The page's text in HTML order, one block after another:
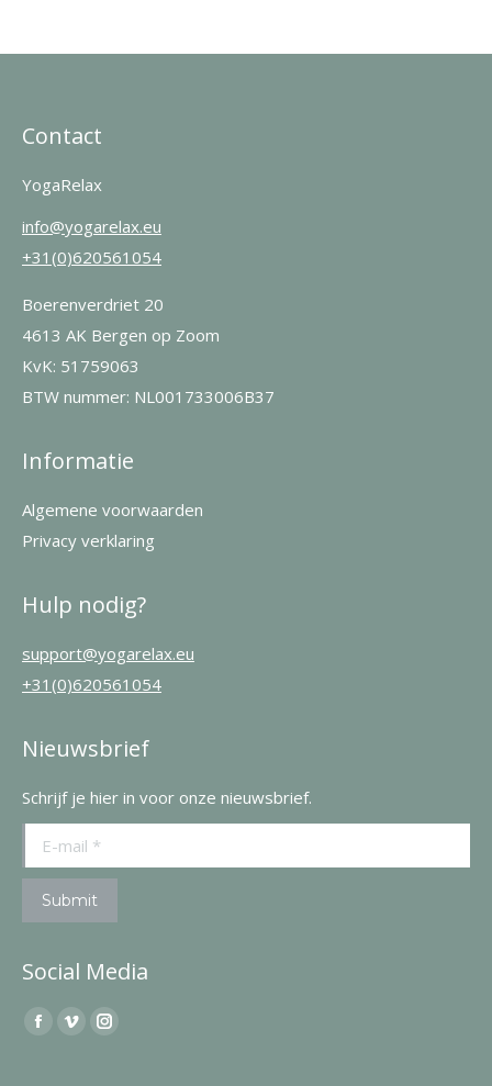
Contact
YogaRelax
info@yogarelax.eu
+31(0)620561054
Boerenverdriet 20
4613 AK Bergen op Zoom
KvK: 51759063
BTW nummer: NL001733006B37
Informatie
Algemene voorwaarden
Privacy verklaring
Hulp nodig?
support@yogarelax.eu
+31(0)620561054
Nieuwsbrief
Schrijf je hier in voor onze nieuwsbrief.
E-mail *
Submit
Social Media
Find us on:
Facebook
VimeoInstagram